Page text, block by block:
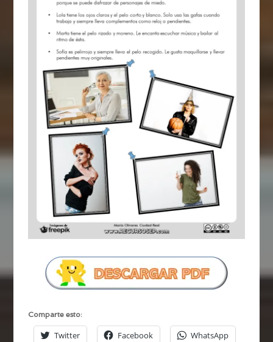
Comparte esto:
Twitter Facebook WhatsApp